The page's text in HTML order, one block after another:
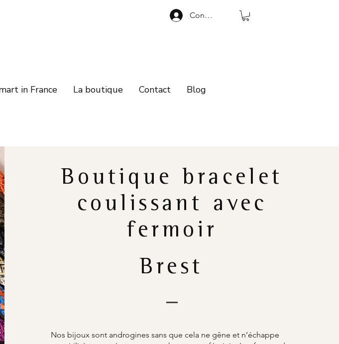
Connexion
in France La boutique Contact Blog
Boutique bracelet
coulissant avec
fermoir
Brest
Nos bijoux sont androgines sans que cela ne gêne et n’échappe